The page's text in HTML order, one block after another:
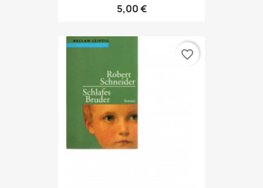
5,00 €
favorite_border